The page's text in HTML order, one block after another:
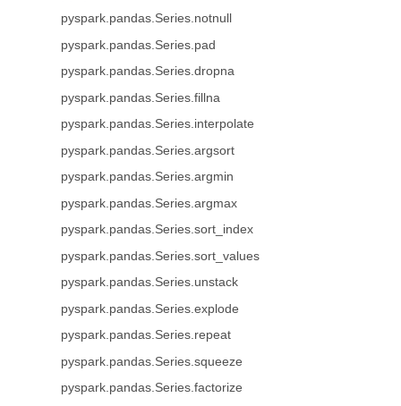
pyspark.pandas.Series.notnull
pyspark.pandas.Series.pad
pyspark.pandas.Series.dropna
pyspark.pandas.Series.fillna
pyspark.pandas.Series.interpolate
pyspark.pandas.Series.argsort
pyspark.pandas.Series.argmin
pyspark.pandas.Series.argmax
pyspark.pandas.Series.sort_index
pyspark.pandas.Series.sort_values
pyspark.pandas.Series.unstack
pyspark.pandas.Series.explode
pyspark.pandas.Series.repeat
pyspark.pandas.Series.squeeze
pyspark.pandas.Series.factorize